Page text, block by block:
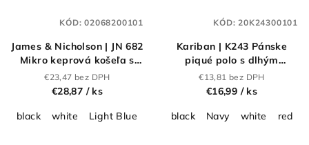
James & Nicholson | JN 682
Mikro keprová košeľa s
dlhým rukávom_02.0682
€23,47 bez DPH
€28,87 / ks
black
white Light Blue
KÓD:02068200101
Kariban | K243 Pánske
piqué polo s dlhým
rukávom_20.K243
€13,81 bez DPH
€16,99 / ks
black
Navy white red
KÓD:20K24300101